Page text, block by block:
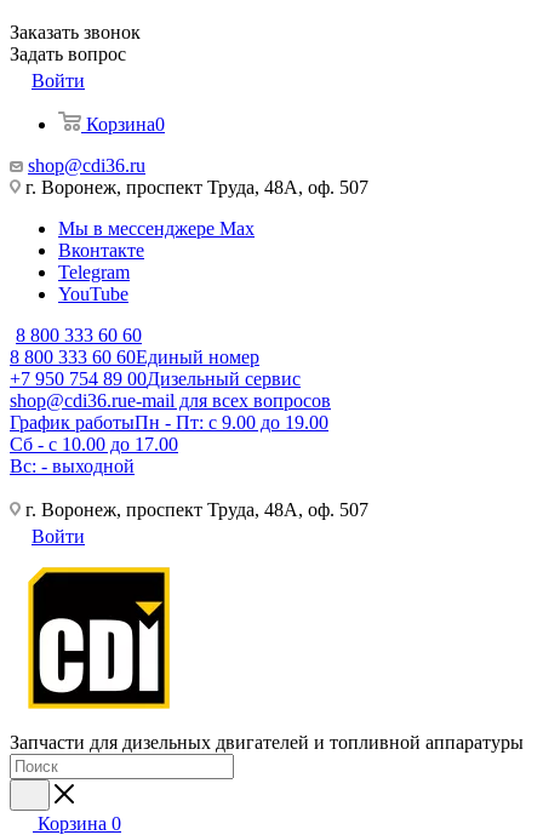
Заказать звонок
Задать вопрос
Войти
Корзина0
shop@cdi36.ru
г. Воронеж, проспект Труда, 48А, оф. 507
Мы в мессенджере Max
Вконтакте
Telegram
YouTube
8 800 333 60 60
8 800 333 60 60Единый номер
+7 950 754 89 00Дизельный сервис
shop@cdi36.rue-mail для всех вопросов
График работыПн - Пт: с 9.00 до 19.00
Сб - с 10.00 до 17.00
Вс: - выходной
г. Воронеж, проспект Труда, 48А, оф. 507
Войти
Запчасти для дизельных двигателей и топливной аппаратуры
Корзина 0